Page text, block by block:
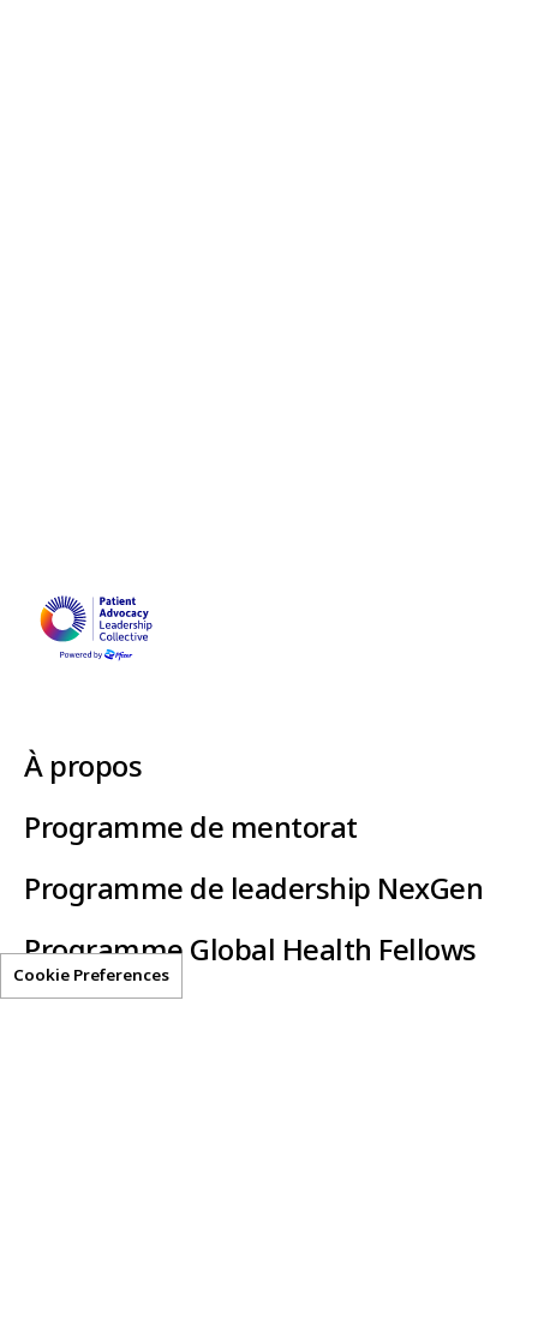
À propos
Programme de mentorat
Programme de leadership NexGen
Programme Global Health Fellows
Clear-AI
Cookie Preferences